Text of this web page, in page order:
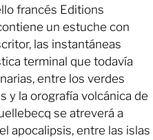
francés Editions
un estuche con
las instantáneas
terminal que todavía
entre los verdes
y la orografía volcánica de
se atreverá a
apocalipsis, entre las islas